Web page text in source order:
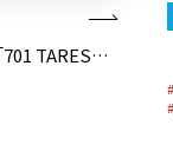
【プラスチックカード作成・事例】「701 TARESOBA KYOTO」様 会員カード